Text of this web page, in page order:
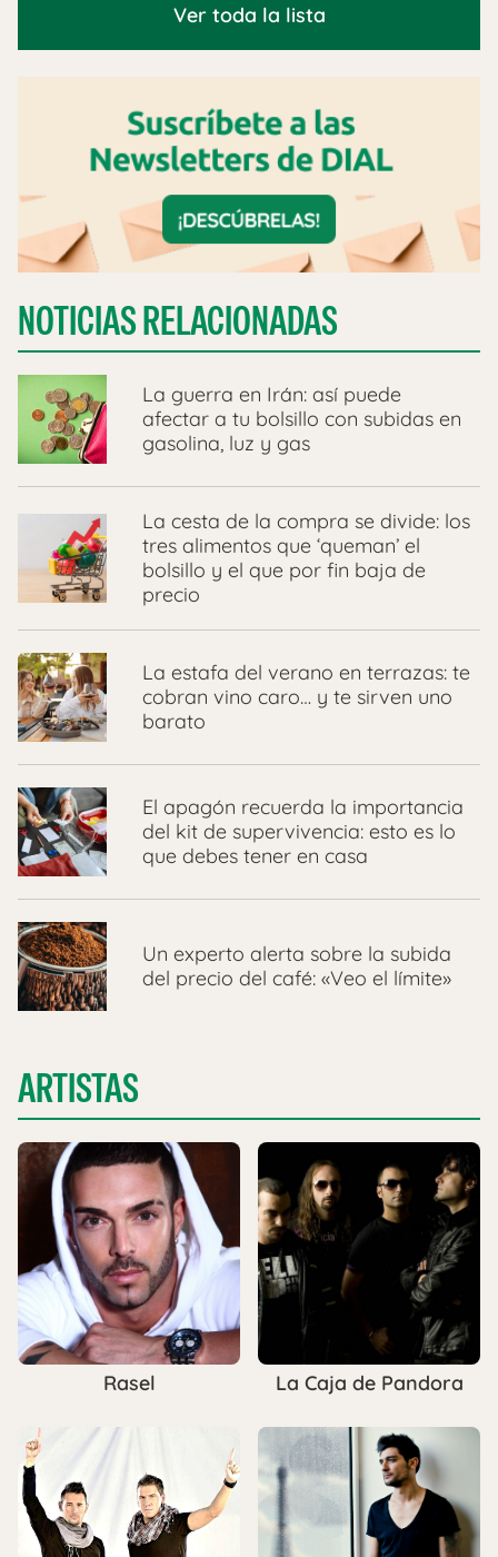
Ver toda la lista
NOTICIAS RELACIONADAS
La guerra en Irán: así puede
afectar a tu bolsillo con subidas en
gasolina, luz y gas
La cesta de la compra se divide: los
tres alimentos que ‘queman’ el
bolsillo y el que por fin baja de
precio
La estafa del verano en terrazas: te
cobran vino caro… y te sirven uno
barato
El apagón recuerda la importancia
del kit de supervivencia: esto es lo
que debes tener en casa
Un experto alerta sobre la subida
del precio del café: «Veo el límite»
ARTISTAS
Rasel La Caja de Pandora